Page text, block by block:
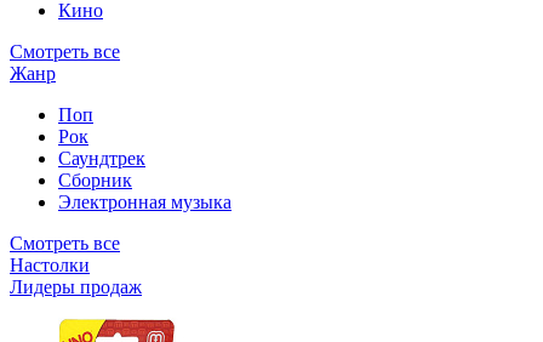
Кино
Смотреть все
Жанр
Поп
Рок
Саундтрек
Сборник
Электронная музыка
Смотреть все
Настолки
Лидеры продаж